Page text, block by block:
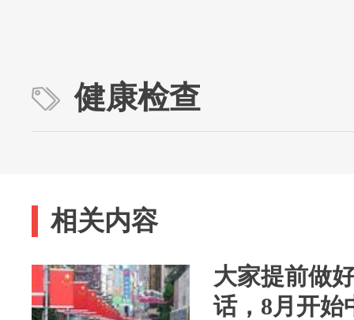
健康检查
相关内容
大家提前做
话，8月开始